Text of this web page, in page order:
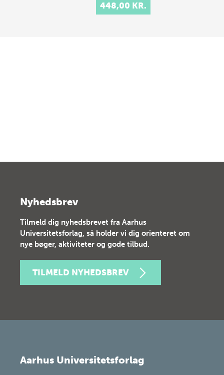
448,00 KR.
Nyhedsbrev
Tilmeld dig nyhedsbrevet fra Aarhus
Universitetsforlag, så holder vi dig orienteret om
nye bøger, aktiviteter og gode tilbud.
TILMELD NYHEDSBREV
Aarhus Universitetsforlag